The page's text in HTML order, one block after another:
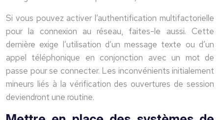
Si vous pouvez activer l’authentification multifactorielle
pour la connexion au réseau, faites-le aussi. Cette
dernière exige l’utilisation d’un message texte ou d’un
appel téléphonique en conjonction avec un mot de
passe pour se connecter. Les inconvénients initialement
mineurs liés à la vérification des ouvertures de session
deviendront une routine.